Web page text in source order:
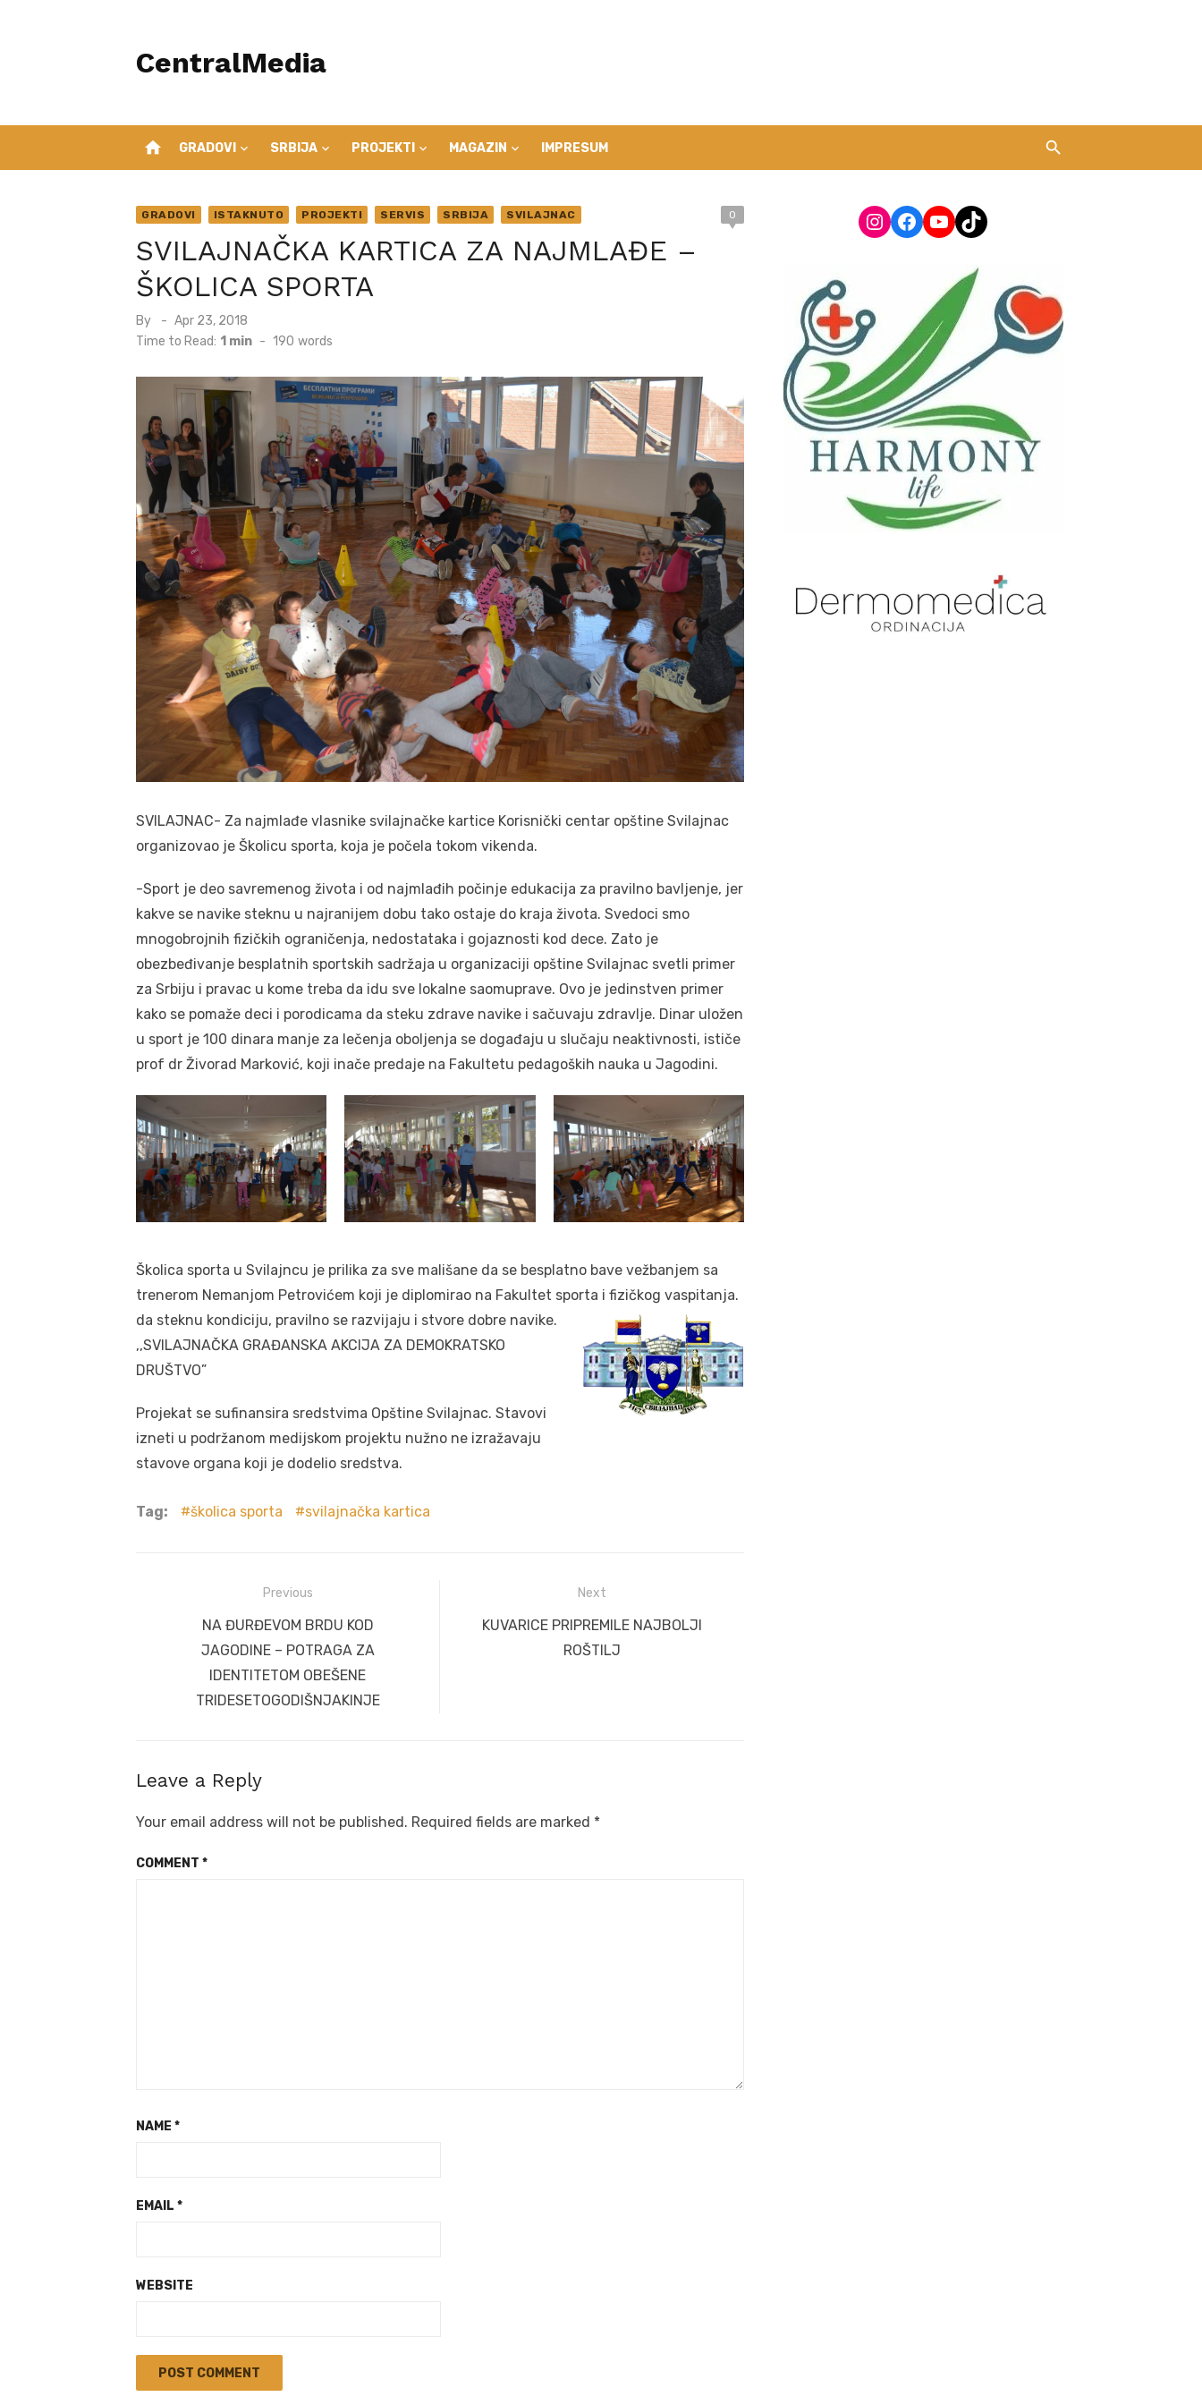
CentralMedia
home GRADOVI SRBIJA PROJEKTI MAGAZIN IMPRESUM
GRADOVI ISTAKNUTO PROJEKTI SERVIS SRBIJA SVILAJNAC 0
SVILAJNAČKA KARTICA ZA NAJMLAĐE –
ŠKOLICA SPORTA
By
Posted
on
Apr 23, 2018
Time to Read: 1 min - 190 words
SVILAJNAC- Za najmlađe vlasnike svilajnačke kartice Korisnički centar opštine Svilajnac
organizovao je Školicu sporta, koja je počela tokom vikenda.
-Sport je deo savremenog života i od najmlađih počinje edukacija za pravilno bavljenje, jer
kakve se navike steknu u najranijem dobu tako ostaje do kraja života. Svedoci smo
mnogobrojnih fizičkih ograničenja, nedostataka i gojaznosti kod dece. Zato je
obezbeđivanje besplatnih sportskih sadržaja u organizaciji opštine Svilajnac svetli primer
za Srbiju i pravac u kome treba da idu sve lokalne saomuprave. Ovo je jedinstven primer
kako se pomaže deci i porodicama da steku zdrave navike i sačuvaju zdravlje. Dinar uložen
u sport je 100 dinara manje za lečenja oboljenja se događaju u slučaju neaktivnosti, ističe
prof dr Živorad Marković, koji inače predaje na Fakultetu pedagoških nauka u Jagodini.
Školica sporta u Svilajncu je prilika za sve mališane da se besplatno bave vežbanjem sa
trenerom Nemanjom Petrovićem koji je diplomirao na Fakultet sporta i fizičkog vaspitanja.
da steknu kondiciju, pravilno se razvijaju i stvore dobre navike.
,,SVILAJNAČKA GRAĐANSKA AKCIJA ZA DEMOKRATSKO
DRUŠTVO”
Projekat se sufinansira sredstvima Opštine Svilajnac. Stavovi
izneti u podržanom medijskom projektu nužno ne izražavaju
stavove organa koji je dodelio sredstva.
Tag: školica sporta svilajnačka kartica
navigation
Previous
Previous
post:
NA ĐURĐEVOM BRDU KOD
JAGODINE – POTRAGA ZA
IDENTITETOM OBEŠENE
TRIDESETOGODIŠNJAKINJE
Next
Next
KUVARICE PRIPREMILE NAJBOLJI
ROŠTILJ
Leave a Reply
Your email address will not be published. Required fields are marked *
COMMENT *
NAME *
EMAIL *
WEBSITE
Instagram
Facebook
YouTube
TikTok